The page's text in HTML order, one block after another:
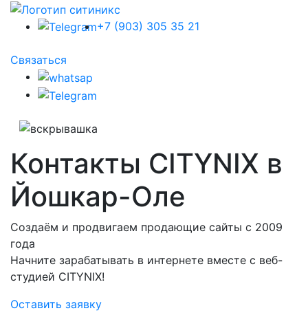
+7 (903) 305 35 21
Связаться
Контакты CITYNIX в
Йошкар-Оле
Создаём и продвигаем продающие сайты с 2009
года
Начните зарабатывать в интернете вместе с веб-
студией CITYNIX!
Оставить заявку